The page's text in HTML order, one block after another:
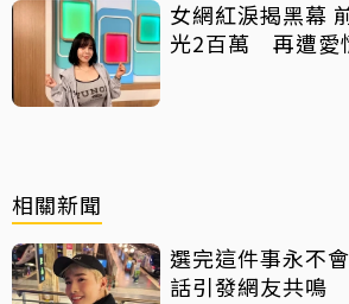
女網紅淚揭黑幕
光2百萬 再遭愛
相關新聞
選完這件事永不
話引發網友共鳴